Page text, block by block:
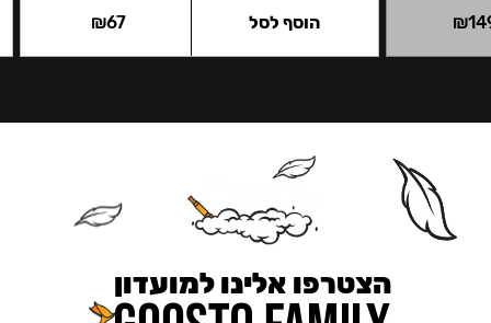
₪
₪67 הוסף לסל
הצטרפו אלינו למועדון